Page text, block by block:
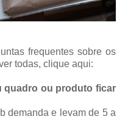
frequentes sobre os
todas, clique aqui:
quadro ou produto ficar
demanda e levam de 5 a